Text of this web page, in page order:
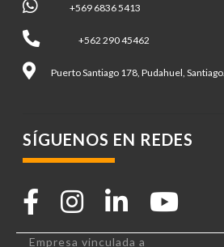
+569 6836 5413
+562 290 45462
Puerto Santiago 178, Pudahuel, Santiago.
SÍGUENOS EN REDES
Empresa vinculada a